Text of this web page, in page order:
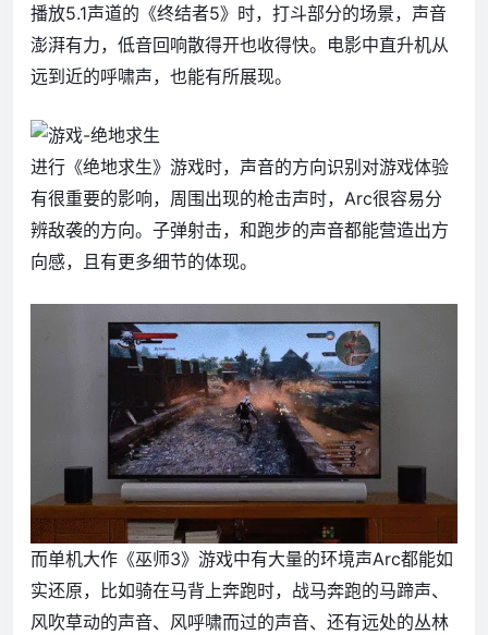
播放5.1声道的《终结者5》时，打斗部分的场景，声音
澎湃有力，低音回响散得开也收得快。电影中直升机从
远到近的呼啸声，也能有所展现。
进行《绝地求生》游戏时，声音的方向识别对游戏体验
有很重要的影响，周围出现的枪击声时，Arc很容易分
辨敌袭的方向。子弹射击，和跑步的声音都能营造出方
向感，且有更多细节的体现。
而单机大作《巫师3》游戏中有大量的环境声Arc都能如
实还原，比如骑在马背上奔跑时，战马奔跑的马蹄声、
风吹草动的声音、风呼啸而过的声音、还有远处的丛林